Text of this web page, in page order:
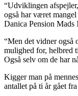
“Udviklingen
også har været
Danica Pension Mads
“Men det vidner også
mulighed for, helbred
Også selv om de har
Kigger man på
antallet på ti år gået